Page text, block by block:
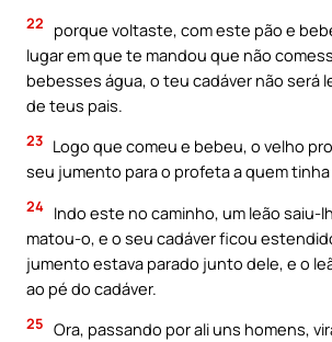
22
porque voltaste, com este pão e
lugar em que te mandou que não
bebesses água, o teu cadáver não será
de teus pais.
23 Logo que comeu e bebeu, o velho
seu jumento para o profeta a quem
24 Indo este no caminho, um leão saiu-
matou-o, e o seu cadáver ficou
jumento estava parado junto dele, e o
ao pé do cadáver.
25 Ora, passando por ali uns homens,